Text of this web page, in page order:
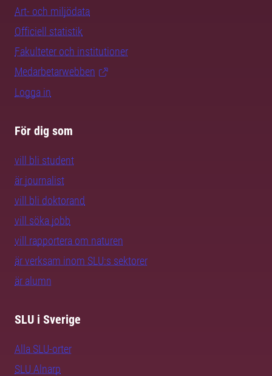
Art- och miljödata
Officiell statistik
Fakulteter och institutioner
Medarbetarwebben
Logga in
För dig som
vill bli student
är journalist
vill bli doktorand
vill söka jobb
vill rapportera om naturen
är verksam inom SLU:s sektorer
är alumn
SLU i Sverige
Alla SLU-orter
SLU Alnarp